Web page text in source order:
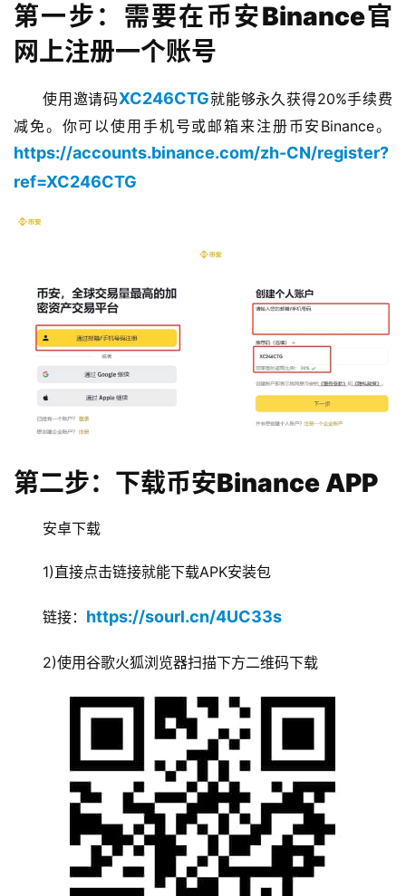
第一步：需要在币安Binance官
网上注册一个账号
使用邀请码XC246CTG就能够永久获得20%手续费
减免。你可以使用手机号或邮箱来注册币安Binance。​
https://accounts.binance.com/zh-CN/register?
ref=XC246CTG
第二步：下载币安Binance APP
安卓下载
1)直接点击链接就能下载APK安装包
链接： https://sourl.cn/4UC33s
2)使用谷歌火狐浏览器扫描下方二维码下载